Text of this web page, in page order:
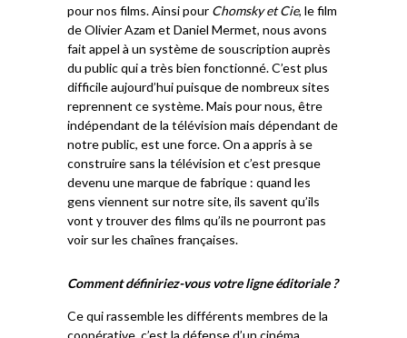
pour nos films. Ainsi pour Chomsky et Cie, le film
de Olivier Azam et Daniel Mermet, nous avons
fait appel à un système de souscription auprès
du public qui a très bien fonctionné. C’est plus
difficile aujourd’hui puisque de nombreux sites
reprennent ce système. Mais pour nous, être
indépendant de la télévision mais dépendant de
notre public, est une force. On a appris à se
construire sans la télévision et c’est presque
devenu une marque de fabrique : quand les
gens viennent sur notre site, ils savent qu’ils
vont y trouver des films qu’ils ne pourront pas
voir sur les chaînes françaises.
Comment définiriez-vous votre ligne éditoriale ?
Ce qui rassemble les différents membres de la
coopérative, c’est la défense d’un cinéma